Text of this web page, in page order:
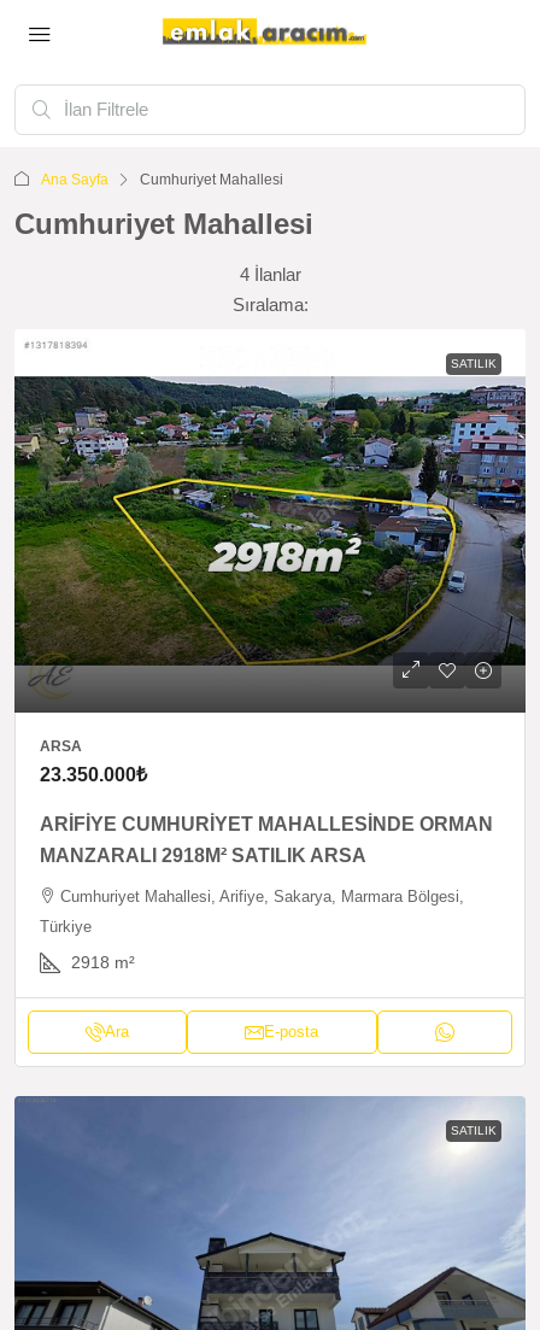
Ana Sayfa Cumhuriyet Mahallesi
Cumhuriyet Mahallesi
4 İlanlar
Sıralama:
SATILIK
ARSA
23.350.000₺
ARİFİYE CUMHURİYET MAHALLESİNDE ORMAN
MANZARALI 2918M² SATILIK ARSA
Cumhuriyet Mahallesi, Arifiye, Sakarya, Marmara Bölgesi,
Türkiye
2918 m²
Ara E-posta
SATILIK